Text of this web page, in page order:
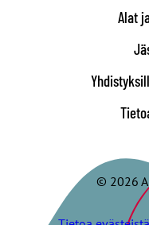
Alat
© 2026